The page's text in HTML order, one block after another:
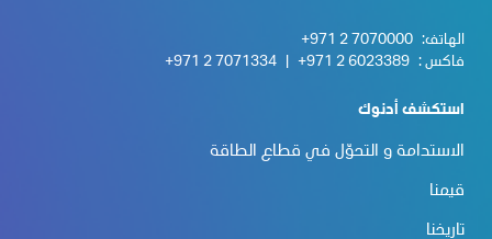
الهاتف: +971 2 7070000
فاكس : +971 2 6023389
+971 2 7071334
استكشف أدنوك
الاستدامة و التحوّل في قطاع الطاقة
قيمنا
تاريخنا